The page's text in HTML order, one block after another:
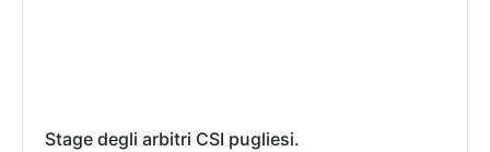
Stage degli arbitri CSI pugliesi.